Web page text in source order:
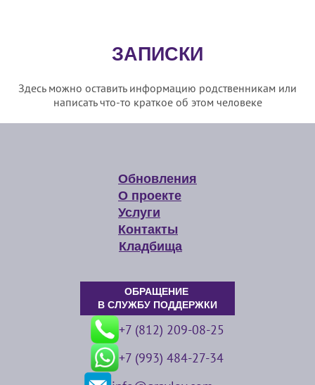
ЗАПИСКИ
Здесь можно оставить информацию родственникам или
написать что-то краткое об этом человеке
Обновления
О проекте
Услуги
Контакты
Кладбища
ОБРАЩЕНИЕ
В СЛУЖБУ ПОДДЕРЖКИ
+7 (812) 209-08-25
+7 (993) 484-27-34